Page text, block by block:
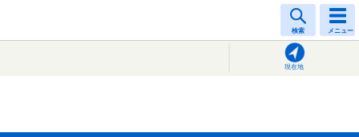
検索 メニュー
現在地